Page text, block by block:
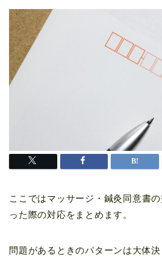
ここではマッサージ・鍼灸同意書
った際の対応をまとめます。
問題があるときのパターンは大体決